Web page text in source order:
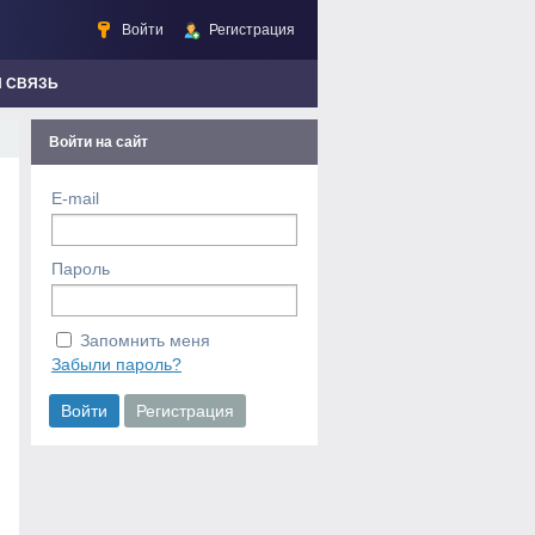
Войти Регистрация
СВЯЗЬ
Войти на сайт
E-mail
Пароль
Запомнить меня
Забыли пароль?